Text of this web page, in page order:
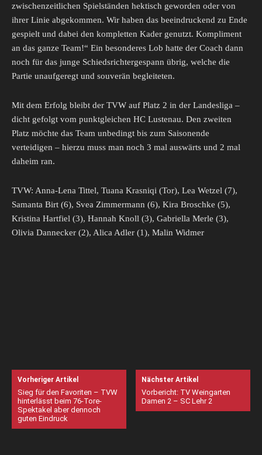
zwischenzeitlichen Spielständen hektisch geworden oder von
ihrer Linie abgekommen. Wir haben das beeindruckend zu Ende
gespielt und dabei den kompletten Kader genutzt. Kompliment
an das ganze Team!“ Ein besonderes Lob hatte der Coach dann
noch für das junge Schiedsrichtergespann übrig, welche die
Partie unaufgeregt und souverän begleiteten.
Mit dem Erfolg bleibt der TVW auf Platz 2 in der Landesliga –
dicht gefolgt vom punktgleichen HC Lustenau. Den zweiten
Platz möchte das Team unbedingt bis zum Saisonende
verteidigen – hierzu muss man noch 3 mal auswärts und 2 mal
daheim ran.
TVW: Anna-Lena Tittel, Tuana Krasniqi (Tor), Lea Wetzel (7),
Samanta Birt (6), Svea Zimmermann (6), Kira Broschke (5),
Kristina Hartfiel (3), Hannah Knoll (3), Gabriella Merle (3),
Olivia Dannecker (2), Alica Adler (1), Malin Widmer
Vorheriger Artikel
Sieg für den Favoriten – TVW
hinterlässt beim 76-Tore-
Spektakel aber dennoch
guten Eindruck
Nächster Artikel
Vorbericht: TV Weingarten
Damen 2 – SC Lehr 2